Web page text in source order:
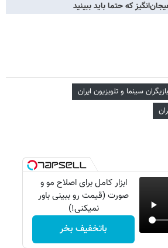
بازیگران سینما و تلویزیون ایران
ابزار کامل برای اصلاح مو و
صورت (قیمت رو ببینی باور
نمیکنی!)
باتخفیف بخر